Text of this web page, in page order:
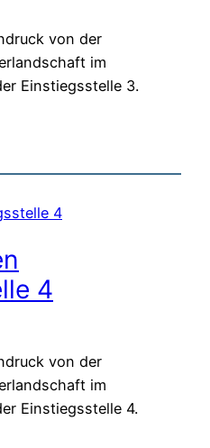
von der
im
Einstiegsstelle 3.
4
von der
im
Einstiegsstelle 4.